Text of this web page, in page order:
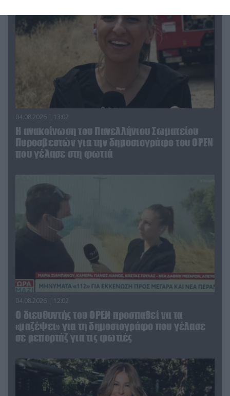
04.08.2026 | 13:02
Η ανακοίνωση του Πανελλήνιου Σωματείου
Πυροσβεστών για την δημοσιογράφο του OPEN
που γέλασε στη φωτιά
04.08.2026 | 12:02
O διευθυντής του OPEN προσπαθεί να τα
«μαζέψει» για τη δημοσιογράφο που γέλασε
σε ρεπορτάζ για τις φωτιές